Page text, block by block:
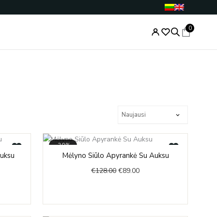
0
-30%
Mėlyno Siūlo Apyrankė Su Auksu
€128.00
price
was:
€89.00
price
is: